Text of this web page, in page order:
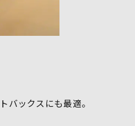
バックスにも最適。